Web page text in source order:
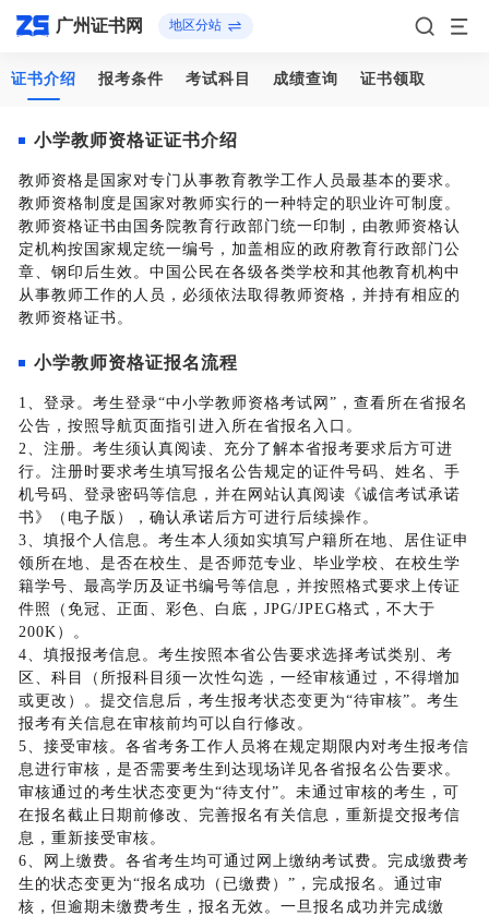
广州证书网 地区分站
证书介绍 报考条件 考试科目 成绩查询 证书领取
小学教师资格证证书介绍
教师资格是国家对专门从事教育教学工作人员最基本的要求。
教师资格制度是国家对教师实行的一种特定的职业许可制度。
教师资格证书由国务院教育行政部门统一印制，由教师资格认
定机构按国家规定统一编号，加盖相应的政府教育行政部门公
章、钢印后生效。中国公民在各级各类学校和其他教育机构中
从事教师工作的人员，必须依法取得教师资格，并持有相应的
教师资格证书。
小学教师资格证报名流程
1、登录。考生登录“中小学教师资格考试网”，查看所在省报名
公告，按照导航页面指引进入所在省报名入口。
2、注册。考生须认真阅读、充分了解本省报考要求后方可进
行。注册时要求考生填写报名公告规定的证件号码、姓名、手
机号码、登录密码等信息，并在网站认真阅读《诚信考试承诺
书》（电子版），确认承诺后方可进行后续操作。
3、填报个人信息。考生本人须如实填写户籍所在地、居住证申
领所在地、是否在校生、是否师范专业、毕业学校、在校生学
籍学号、最高学历及证书编号等信息，并按照格式要求上传证
件照（免冠、正面、彩色、白底，JPG/JPEG格式，不大于
200K）。
4、填报报考信息。考生按照本省公告要求选择考试类别、考
区、科目（所报科目须一次性勾选，一经审核通过，不得增加
或更改）。提交信息后，考生报考状态变更为“待审核”。考生
报考有关信息在审核前均可以自行修改。
5、接受审核。各省考务工作人员将在规定期限内对考生报考信
息进行审核，是否需要考生到达现场详见各省报名公告要求。
审核通过的考生状态变更为“待支付”。未通过审核的考生，可
在报名截止日期前修改、完善报名有关信息，重新提交报考信
息，重新接受审核。
6、网上缴费。各省考生均可通过网上缴纳考试费。完成缴费考
生的状态变更为“报名成功（已缴费）”，完成报名。通过审
核，但逾期未缴费考生，报名无效。一旦报名成功并完成缴